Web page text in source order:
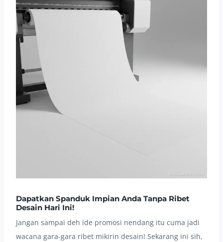
Dapatkan Spanduk Impian Anda Tanpa Ribet
Desain Hari Ini!
Jangan sampai deh ide promosi nendang itu cuma jadi
wacana gara-gara ribet mikirin desain! Sekarang ini sih,